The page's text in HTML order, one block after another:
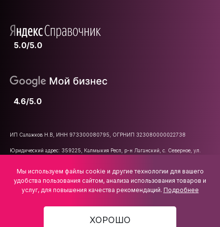
Мы используем файлы cookie и другие технологии для вашего
удобства пользования сайтом, анализа использования товаров и
услуг, для повышения качества рекомендаций. Подробнее
ХОРОШО
5.0/5.0
4.6/5.0
ИП Салажков Н.В, ИНН 973300080795, ОГРНИП 323080000022738
Юридический адрес: 359225, Калмыкия Респ, р-н Лаганский, с. Северное, ул.
E-mail: info@vsemkarniz.ru